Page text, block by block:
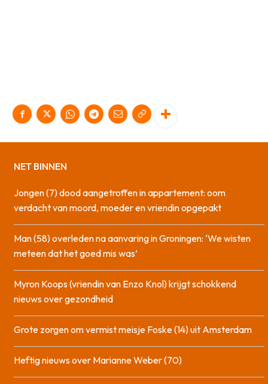
NET BINNEN
Jongen (7) dood aangetroffen in appartement: oom
verdacht van moord, moeder en vriendin opgepakt
Man (58) overleden na aanvaring in Groningen: ‘We wisten
meteen dat het goed mis was’
Myron Koops (vriendin van Enzo Knol) krijgt schokkend
nieuws over gezondheid
Grote zorgen om vermist meisje Foske (14) uit Amsterdam
Heftig nieuws over Marianne Weber (70)